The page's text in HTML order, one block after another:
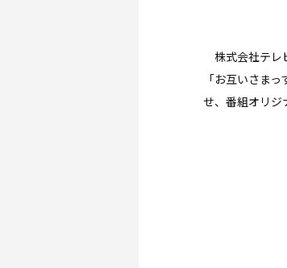
株式会社テレ
「お互いさま
せ、番組オリジ